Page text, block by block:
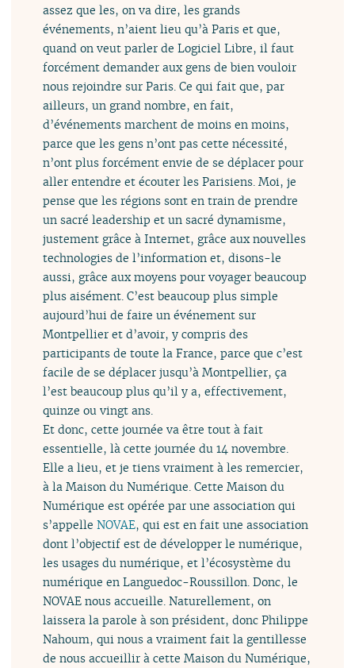
assez que les, on va dire, les grands
événements, n’aient lieu qu’à Paris et que,
quand on veut parler de Logiciel Libre, il faut
forcément demander aux gens de bien vouloir
nous rejoindre sur Paris. Ce qui fait que, par
ailleurs, un grand nombre, en fait,
d’événements marchent de moins en moins,
parce que les gens n’ont pas cette nécessité,
n’ont plus forcément envie de se déplacer pour
aller entendre et écouter les Parisiens. Moi, je
pense que les régions sont en train de prendre
un sacré leadership et un sacré dynamisme,
justement grâce à Internet, grâce aux nouvelles
technologies de l’information et, disons-le
aussi, grâce aux moyens pour voyager beaucoup
plus aisément. C’est beaucoup plus simple
aujourd’hui de faire un événement sur
Montpellier et d’avoir, y compris des
participants de toute la France, parce que c’est
facile de se déplacer jusqu’à Montpellier, ça
l’est beaucoup plus qu’il y a, effectivement,
quinze ou vingt ans.
Et donc, cette journée va être tout à fait
essentielle, là cette journée du 14 novembre.
Elle a lieu, et je tiens vraiment à les remercier,
à la Maison du Numérique. Cette Maison du
Numérique est opérée par une association qui
s’appelleNOVAE, qui est en fait une association
dont l’objectif est de développer le numérique,
les usages du numérique, et l’écosystème du
numérique en Languedoc-Roussillon. Donc, le
NOVAE nous accueille. Naturellement, on
laissera la parole à son président, donc Philippe
Nahoum, qui nous a vraiment fait la gentillesse
de nous accueillir à cette Maison du Numérique,